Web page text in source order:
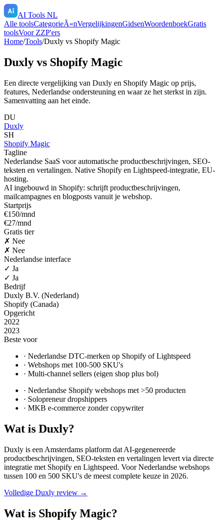
AI Tools NL
Alle toolsCategorieÃ«nVergelijkingenGidsenWoordenboekGratis
toolsVoor ZZP'ers
Home/Tools/Duxly vs Shopify Magic
Duxly vs Shopify Magic
Een directe vergelijking van Duxly en Shopify Magic op prijs,
features, Nederlandse ondersteuning en waar ze het sterkst in zijn.
Samenvatting aan het einde.
DU
Duxly
SH
Shopify Magic
Tagline
Nederlandse SaaS voor automatische productbeschrijvingen, SEO-
teksten en vertalingen. Native Shopify en Lightspeed-integratie, EU-
hosting.
AI ingebouwd in Shopify: schrijft productbeschrijvingen,
mailcampagnes en blogposts vanuit je webshop.
Startprijs
€150/mnd
€27/mnd
Gratis tier
✗ Nee
✗ Nee
Nederlandse interface
✓ Ja
✓ Ja
Bedrijf
Duxly B.V. (Nederland)
Shopify (Canada)
Opgericht
2022
2023
Beste voor
· Nederlandse DTC-merken op Shopify of Lightspeed
· Webshops met 100-500 SKU's
· Multi-channel sellers (eigen shop plus bol)
· Nederlandse Shopify webshops met >50 producten
· Solopreneur dropshippers
· MKB e-commerce zonder copywriter
Wat is Duxly?
Duxly is een Amsterdams platform dat AI-gegenereerde
productbeschrijvingen, SEO-teksten en vertalingen levert via directe
integratie met Shopify en Lightspeed. Voor Nederlandse webshops
tussen 100 en 500 SKU's de meest complete keuze in 2026.
Volledige Duxly review →
Wat is Shopify Magic?